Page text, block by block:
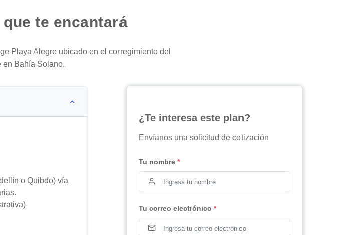
te encantará
Playa Alegre ubicado en el corregimiento del
en Bahía Solano.
o Quibdo) vía
¿Te interesa este plan?
Envíanos una solicitud de cotización
Tu nombre *
Tu correo electrónico *